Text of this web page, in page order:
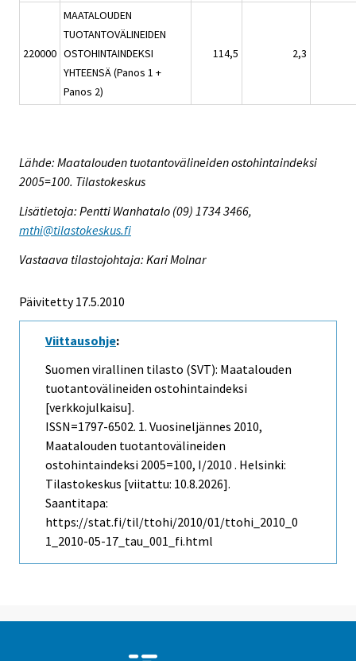
220000
MAATALOUDEN
TUOTANTOVÄLINEIDEN
OSTOHINTAINDEKSI
YHTEENSÄ (Panos 1 +
Panos 2)
114,5 2,3
Lähde: Maatalouden tuotantovälineiden ostohintaindeksi
2005=100. Tilastokeskus
Lisätietoja: Pentti Wanhatalo (09) 1734 3466,
mthi@tilastokeskus.fi
Vastaava tilastojohtaja: Kari Molnar
Päivitetty 17.5.2010
Viittausohje:
Suomen virallinen tilasto (SVT): Maatalouden
tuotantovälineiden ostohintaindeksi
[verkkojulkaisu].
ISSN=1797-6502. 1. Vuosineljännes 2010,
Maatalouden tuotantovälineiden
ostohintaindeksi 2005=100, I/2010 . Helsinki:
Tilastokeskus [viitattu: 10.8.2026].
Saantitapa:
https://stat.fi/til/ttohi/2010/01/ttohi_2010_0
1_2010-05-17_tau_001_fi.html